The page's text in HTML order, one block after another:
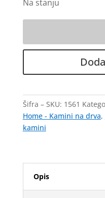
Pozicioniranje
konstrukcije ili
termo betona
Spajanje kamina
Izradu obloge
ploča
drva
ECO
Trostrano
staklo
sa
podizanjem
količina
Šifra – SKU: 1561
Home - Kamini na drva,
kamini
Opis